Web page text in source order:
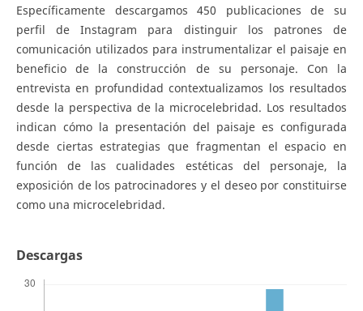
Específicamente descargamos 450 publicaciones de su
perfil de Instagram para distinguir los patrones de
comunicación utilizados para instrumentalizar el paisaje en
beneficio de la construcción de su personaje. Con la
entrevista en profundidad contextualizamos los resultados
desde la perspectiva de la microcelebridad. Los resultados
indican cómo la presentación del paisaje es configurada
desde ciertas estrategias que fragmentan el espacio en
función de las cualidades estéticas del personaje, la
exposición de los patrocinadores y el deseo por constituirse
como una microcelebridad.
Descargas